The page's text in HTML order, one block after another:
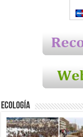
Ecología